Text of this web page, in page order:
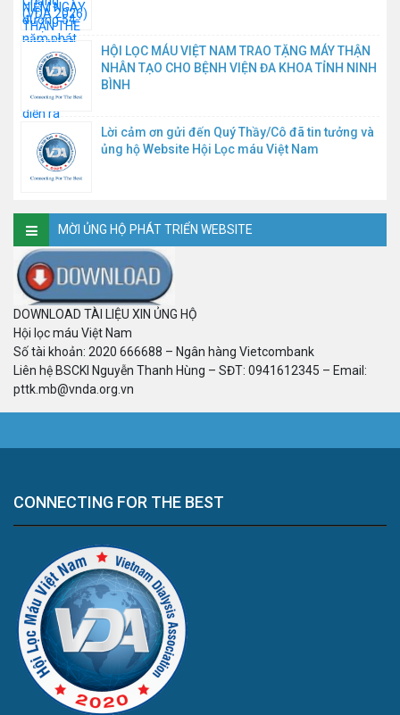
HỘI LỌC MÁU VIỆT NAM TRAO TẶNG MÁY THẬN
NHÂN TẠO CHO BỆNH VIỆN ĐA KHOA TỈNH NINH
BÌNH
Lời cảm ơn gửi đến Quý Thầy/Cô đã tin tưởng và
ủng hộ Website Hội Lọc máu Việt Nam
MỜI ỦNG HỘ PHÁT TRIỂN WEBSITE
DOWNLOAD TÀI LIỆU XIN ỦNG HỘ
Hội lọc máu Việt Nam
Số tài khoản: 2020 666688 – Ngân hàng Vietcombank
Liên hệ BSCKI Nguyễn Thanh Hùng – SĐT: 0941612345 – Email:
pttk.mb@vnda.org.vn
CONNECTING FOR THE BEST